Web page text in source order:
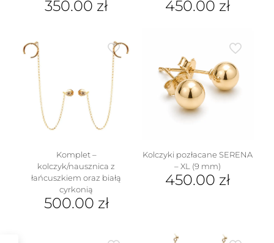
350.00 zł 450.00 zł
Komplet –
kolczyk/nausznica z
łańcuszkiem oraz białą
cyrkonią
500.00 zł
Kolczyki pozłacane SERENA
– XL (9 mm)
450.00 zł